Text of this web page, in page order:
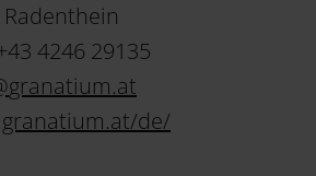
4246 29135
granatium.at
de/